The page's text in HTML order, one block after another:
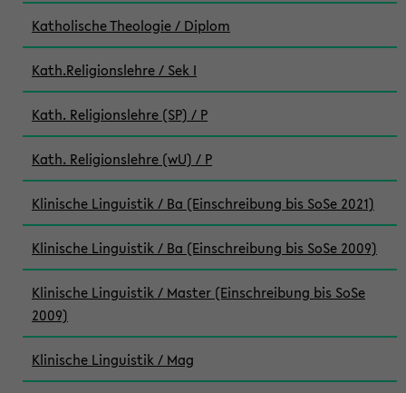
Katholische Theologie / Diplom
Kath.Religionslehre / Sek I
Kath. Religionslehre (SP) / P
Kath. Religionslehre (wU) / P
Klinische Linguistik / Ba (Einschreibung bis SoSe 2021)
Klinische Linguistik / Ba (Einschreibung bis SoSe 2009)
Klinische Linguistik / Master (Einschreibung bis SoSe
2009)
Klinische Linguistik / Mag